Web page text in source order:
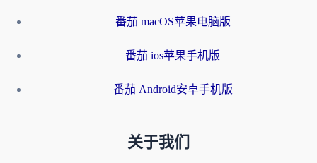
番茄 macOS苹果电脑版
番茄 ios苹果手机版
番茄 Android安卓手机版
关于我们